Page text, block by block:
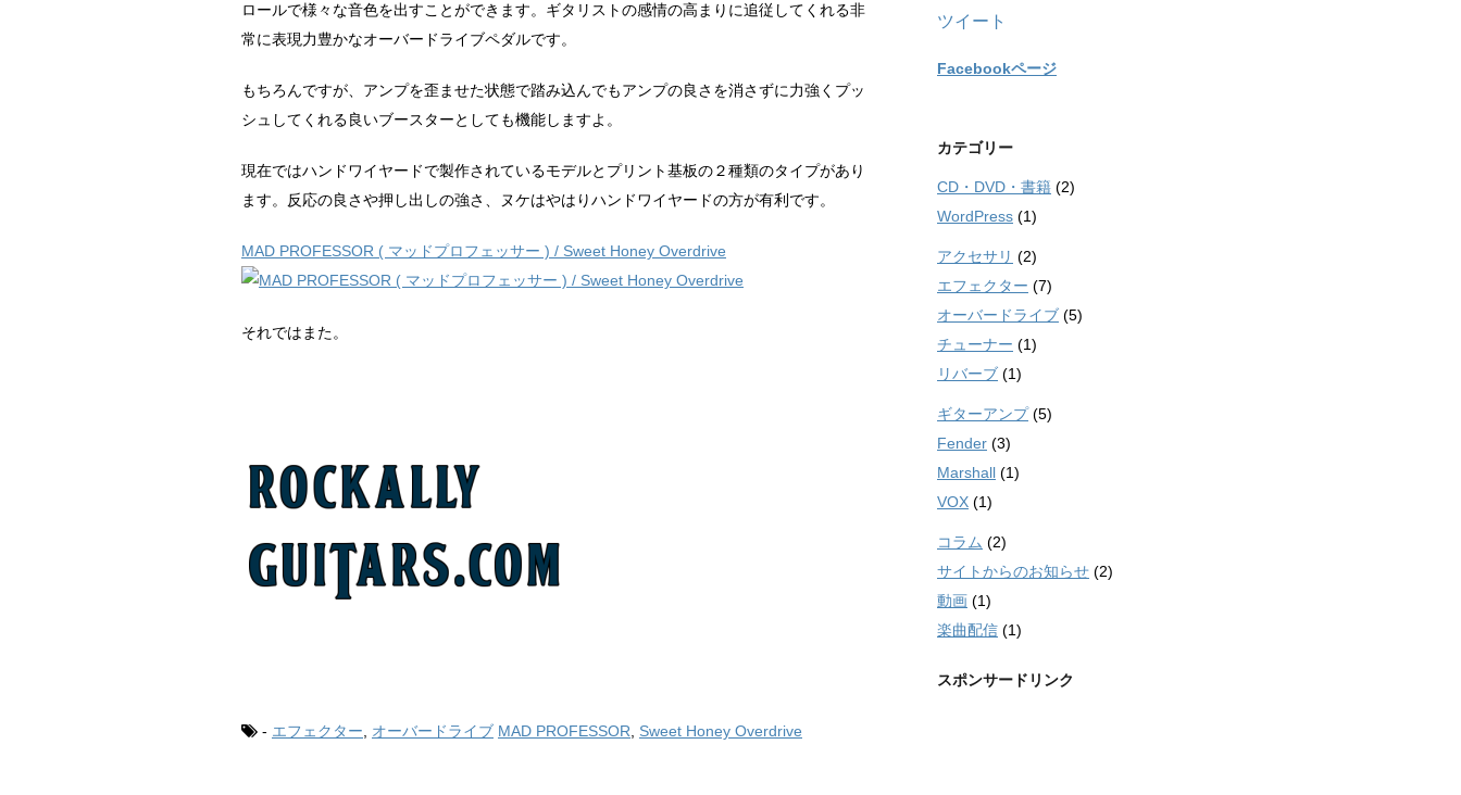
ロールで様々な音色を出すことができます。ギタリストの感情の高まりに追従してくれる非
常に表現力豊かなオーバードライブペダルです。
もちろんですが、アンプを歪ませた状態で踏み込んでもアンプの良さを消さずに力強くプッ
シュしてくれる良いブースターとしても機能しますよ。
現在ではハンドワイヤードで製作されているモデルとプリント基板の２種類のタイプがあり
ます。反応の良さや押し出しの強さ、ヌケはやはりハンドワイヤードの方が有利です。
MAD PROFESSOR ( マッドプロフェッサー ) / Sweet Honey Overdrive
それではまた。
- エフェクター, オーバードライブ MAD PROFESSOR, Sweet Honey Overdrive
ツイート
Facebookページ
カテゴリー
CD・DVD・書籍 (2)
WordPress (1)
アクセサリ (2)
エフェクター (7)
オーバードライブ (5)
チューナー (1)
リバーブ (1)
ギターアンプ(5)
Fender (3)
Marshall (1)
VOX (1)
コラム (2)
サイトからのお知らせ (2)
動画 (1)
楽曲配信 (1)
スポンサードリンク